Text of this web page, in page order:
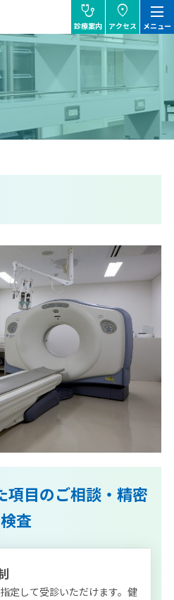
stethoscope
診療案内
location_on
アクセス
dehaze
メニュー
項目のご相談・精密
検査
定して受診いただけます。健